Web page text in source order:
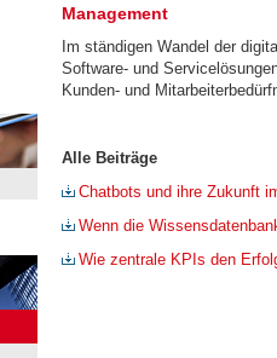
Management
Im ständigen Wandel der
Software- und
Kunden- und
Alle Beiträge
Chatbots und ihre Zukunft
Wenn die
Wie zentrale KPIs den